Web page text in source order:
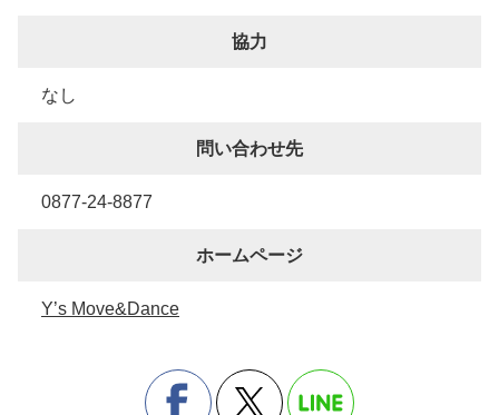
協力
なし
問い合わせ先
0877-24-8877
ホームページ
Y’s Move&Dance